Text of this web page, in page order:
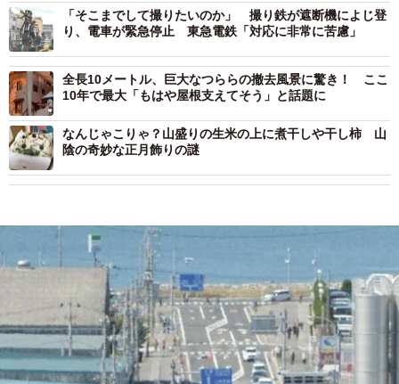
「そこまでして撮りたいのか」 撮り鉄が遮断機によじ登
り、電車が緊急停止 東急電鉄「対応に非常に苦慮」
全長10メートル、巨大なつららの撤去風景に驚き！ ここ
10年で最大「もはや屋根支えてそう」と話題に
なんじゃこりゃ？山盛りの生米の上に煮干しや干し柿 山
陰の奇妙な正月飾りの謎